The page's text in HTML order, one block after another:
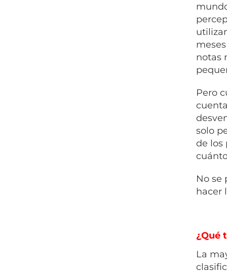
notas
Pero
solo
de los
No se
hacer
¿Qué
La